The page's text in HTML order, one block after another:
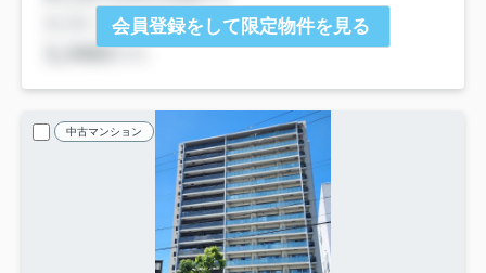
会員登録をして限定物件を見る
中古マンション